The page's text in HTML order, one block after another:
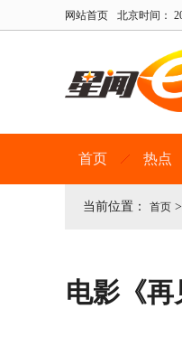
网站首页 北京时间：
首页 热点
当前位置： 首页 >
电影《